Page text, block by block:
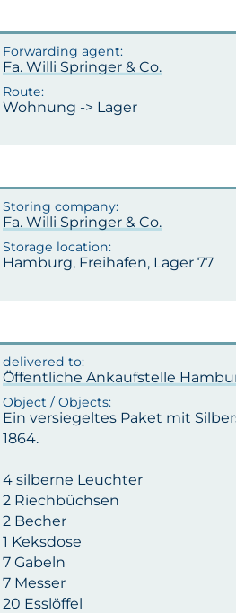
Fa. Willi Springer & Co.
Wohnung -> Lager
Fa. Willi Springer & Co.
Hamburg, Freihafen, Lager 77
Öffentliche Ankaufstelle
Ein versiegeltes Paket mit
1864.
4 silberne Leuchter
2 Riechbüchsen
2 Becher
1 Keksdose
7 Gabeln
7 Messer
20 Esslöffel